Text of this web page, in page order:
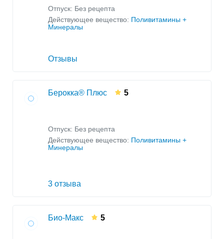
Отпуск: Без рецепта
Действующее вещество: Поливитамины +
Минералы
Отзывы
Берокка® Плюс 5
Отпуск: Без рецепта
Действующее вещество: Поливитамины +
Минералы
3 отзыва
Био-Макс 5